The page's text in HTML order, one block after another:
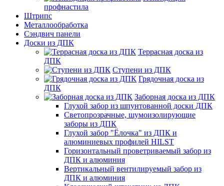
профнастила
Штрипс
Металлообработка
Сэндвич панели
Доски из ДПК
Террасная доска из
ДПК
Ступени из ДПК
Грядочная доска из
ДПК
Заборная доска из ДПК
Глухой забор из шпунтованной доски ДПК
Светопрозрачные, шумоизолирующие
заборы из ДПК
Глухой забор "Ёлочка" из ДПК и
алюминиевых профилей HILST
Горизонтальный проветриваемый забор из
ДПК и алюминия
Вертикальный вентилируемый забор из
ДПК и алюминия